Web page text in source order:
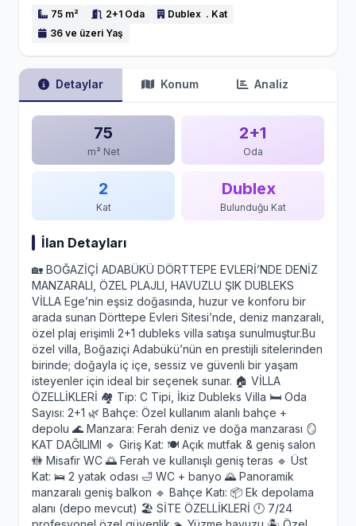
75 m² 2+1 Oda
Dublex . Kat
36 ve üzeri Yaş
Detaylar Konum Analiz
75
m² Net
2+1
Oda
2
Kat
Dublex
Bulunduğu Kat
İlan Detayları
🏡 BOĞAZİÇİ ADABÜKÜ DÖRTTEPE EVLERİ’NDE DENİZ
MANZARALI, ÖZEL PLAJLI, HAVUZLU ŞIK DUBLEKS
VİLLA Ege’nin eşsiz doğasında, huzur ve konforu bir
arada sunan Dörttepe Evleri Sitesi’nde, deniz manzaralı,
özel plaj erişimli 2+1 dubleks villa satışa sunulmuştur.Bu
özel villa, Boğaziçi Adabükü’nün en prestijli sitelerinden
birinde; doğayla iç içe, sessiz ve güvenli bir yaşam
isteyenler için ideal bir seçenek sunar. 🏠 VİLLA
ÖZELLİKLERİ 🏘️ Tip: C Tipi, İkiz Dubleks Villa 🛏️ Oda
Sayısı: 2+1 🌿 Bahçe: Özel kullanım alanlı bahçe +
depolu 🌊 Manzara: Ferah deniz ve doğa manzarası 🪞
KAT DAĞILIMI 🔹 Giriş Kat: 🍽️ Açık mutfak & geniş salon
🚻 Misafir WC 🌅 Ferah ve kullanışlı geniş teras 🔹 Üst
Kat: 🛌 2 yatak odası 🛁 WC + banyo 🌄 Panoramik
manzaralı geniş balkon 🔹 Bahçe Katı: 📦 Ek depolama
alanı (depo mevcut) 🏖️ SİTE ÖZELLİKLERİ 🕛 7/24